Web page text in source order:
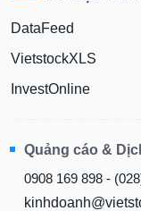
DataFeed
VietstockXLS
InvestOnline
Quảng cáo &
0908 169 898 -